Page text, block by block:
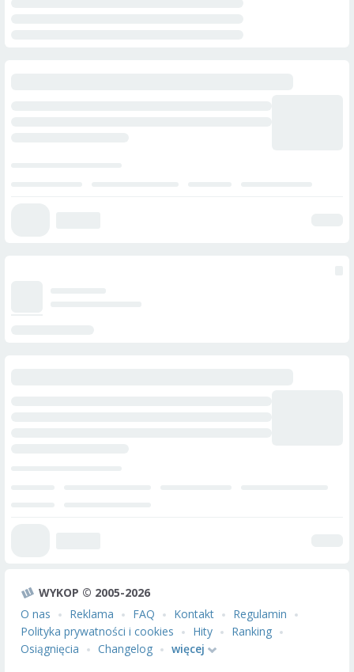
WYKOP © 2005-2026
O nas
Reklama FAQ Kontakt
Regulamin
Polityka prywatności i cookies
Hity
Ranking
Osiągnięcia
Changelog
więcej